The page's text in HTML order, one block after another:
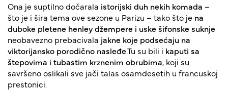
Ona je suptilno dočarala istorijski duh nekih komada –
što je i šira tema ove sezone u Parizu – tako što je na
duboke pletene henley džempere i uske šifonske suknje
neobavezno prebacivala jakne koje podsećaju na
viktorijansko porodično nasleđe.Tu su bili i kaputi sa
štepovima i tubastim krznenim obrubima, koji su
savršeno oslikali sve jači talas osamdesetih u francuskoj
prestonici.